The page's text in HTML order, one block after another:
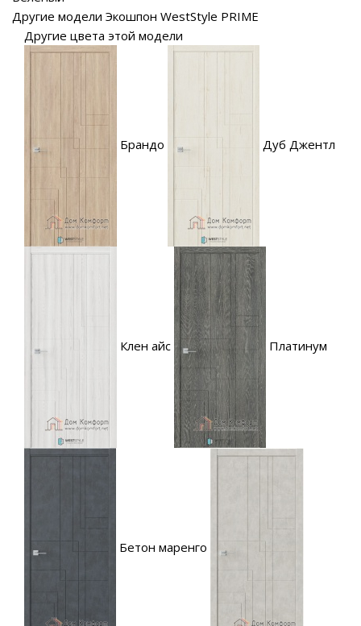
Другие модели Экошпон WestStyle PRIME
Другие цвета этой модели
Брандо Дуб Джентл
Клен айс Платинум
Бетон маренго